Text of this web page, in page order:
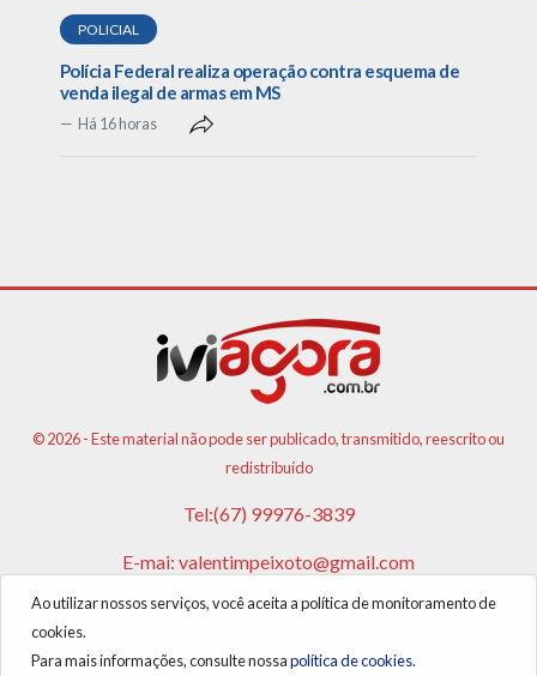
POLICIAL
Polícia Federal realiza operação contra esquema de
venda ilegal de armas em MS
Há 16 horas
Ao utilizar nossos serviços, você aceita a política de monitoramento de
cookies.
Para mais informações, consulte nossapolítica de cookies.
© 2026 - Este material não pode ser publicado, transmitido, reescrito ou
redistribuído
Tel:(67) 99976-3839
E-mai: valentimpeixoto@gmail.com
VPA AGENCIA DE PUBLICIDADES E NOTICIAS LTDA